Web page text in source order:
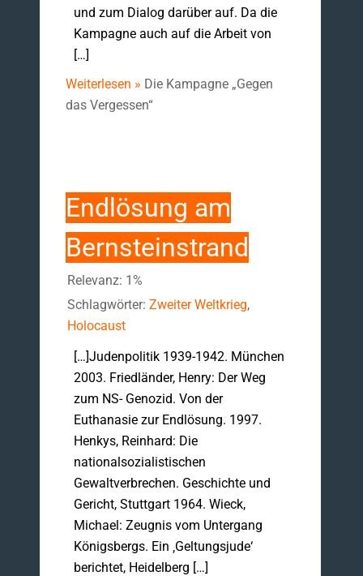
und zum Dialog darüber auf. Da die
Kampagne auch auf die Arbeit von
[…]
Weiterlesen » Die Kampagne „Gegen
das Vergessen“
Endlösung am
Bernsteinstrand
Relevanz: 1%
Schlagwörter: Zweiter Weltkrieg,
Holocaust
[…]Judenpolitik 1939-1942. München
2003. Friedländer, Henry: Der Weg
zum NS- Genozid. Von der
Euthanasie zur Endlösung. 1997.
Henkys, Reinhard: Die
nationalsozialistischen
Gewaltverbrechen. Geschichte und
Gericht, Stuttgart 1964. Wieck,
Michael: Zeugnis vom Untergang
Königsbergs. Ein ‚Geltungsjude‘
berichtet, Heidelberg […]